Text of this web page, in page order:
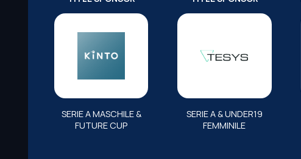
SERIE A MASCHILE &
FUTURE CUP
SERIE A & UNDER19
FEMMINILE